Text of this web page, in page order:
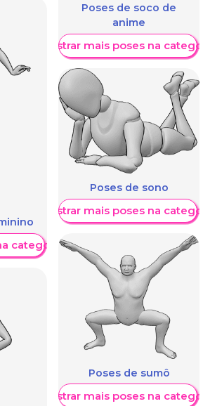
categoria
Poses de soco de
anime
Mostrar mais poses na
Poses de sono
Mostrar mais poses na
Poses de sumô
Mostrar mais poses na